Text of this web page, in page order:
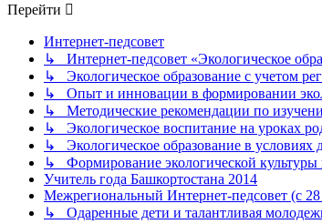
Перейти
Интернет-педсовет
↳ Интернет-педсовет «Экологическое
↳ Экологическое образование с учетом
↳ Опыт и инновации в формировании
↳ Методические рекомендации по
↳ Экологическое воспитание на уроках
↳ Экологическое образование в условиях
↳ Формирование экологической
Учитель года Башкортостана 2014
Межрегиональный Интернет-педсовет (с 28
↳ Одаренные дети и талантливая